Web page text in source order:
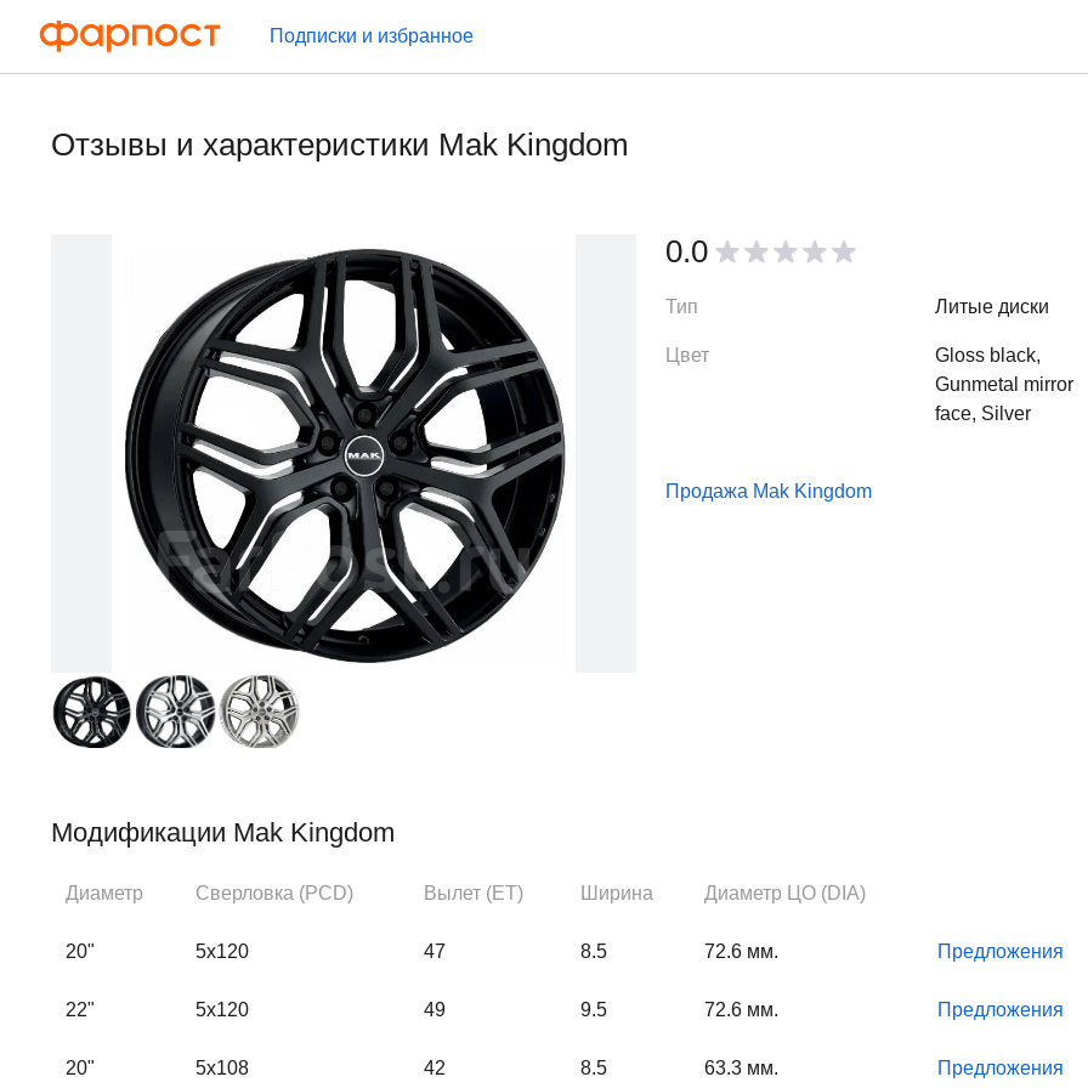
Подписки и избранное
Отзывы и характеристики Mak Kingdom
0.0
Тип Литые диски
Цвет
Gloss black,
Gunmetal mirror
face, Silver
Продажа Mak Kingdom
Модификации Mak Kingdom
Диаметр Сверловка (PCD) Вылет (ЕТ) Ширина Диаметр ЦО (DIA)
20" 5x120 47 8.5 72.6 мм. Предложения
22" 5x120 49 9.5 72.6 мм. Предложения
20" 5x108 42 8.5 63.3 мм. Предложения